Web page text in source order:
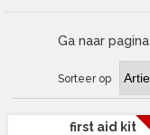
Ga naar pagina
Sorteer op
first aid kit